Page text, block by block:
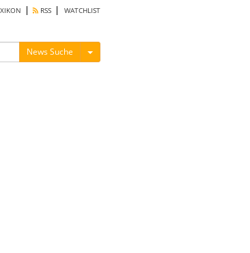
RSS WATCHLIST
News Suche Menü ein-/ausblenden